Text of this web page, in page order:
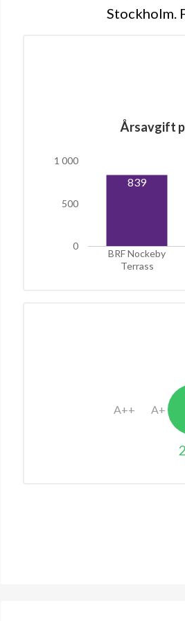
Stockholm.
Årsavgift
BRF Nockeby
Terrass
0
500
1 000
839